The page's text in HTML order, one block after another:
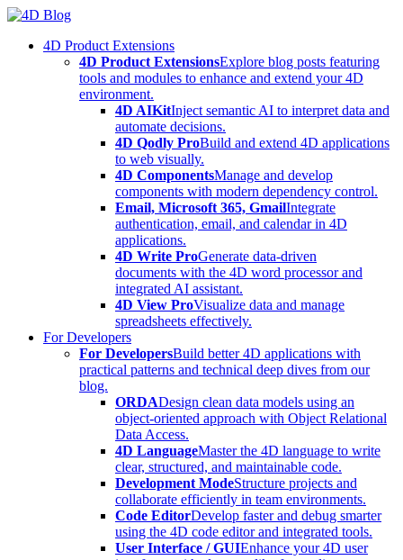
Skip
content4D Product Extensions
4D Product ExtensionsExplore blog posts featuring
tools and modules to enhance and extend your 4D
environment.
4D AIKitInject semantic AI to interpret data and
automate decisions.
4D Qodly ProBuild and extend 4D applications
to web visually.
4D ComponentsManage and develop
components with modern dependency control.
Email, Microsoft 365, GmailIntegrate
authentication, email, and calendar in 4D
applications.
4D Write ProGenerate data-driven
documents with the 4D word processor and
integrated AI assistant.
4D View ProVisualize data and manage
spreadsheets effectively.
For Developers
For DevelopersBuild better 4D applications with
practical patterns and technical deep dives from our
blog.
ORDADesign clean data models using an
object-oriented approach with Object Relational
Data Access.
4D LanguageMaster the 4D language to write
clear, structured, and maintainable code.
Development ModeStructure projects and
collaborate efficiently in team environments.
Code EditorDevelop faster and debug smarter
using the 4D code editor and integrated tools.
User Interface / GUIEnhance your 4D user